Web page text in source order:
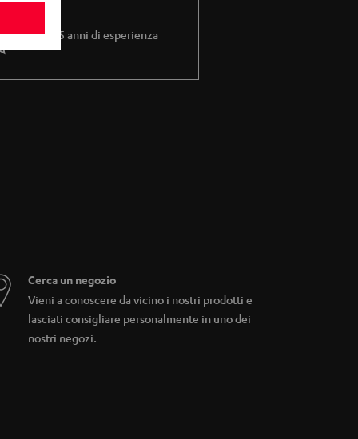
Più di 45 anni di esperienza
Cerca un negozio
Vieni a conoscere da vicino i nostri prodotti e
lasciati consigliare personalmente in uno dei
nostri negozi.